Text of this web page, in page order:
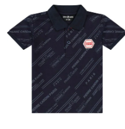
CARDIN
לוגו
בצד
לתינוקות